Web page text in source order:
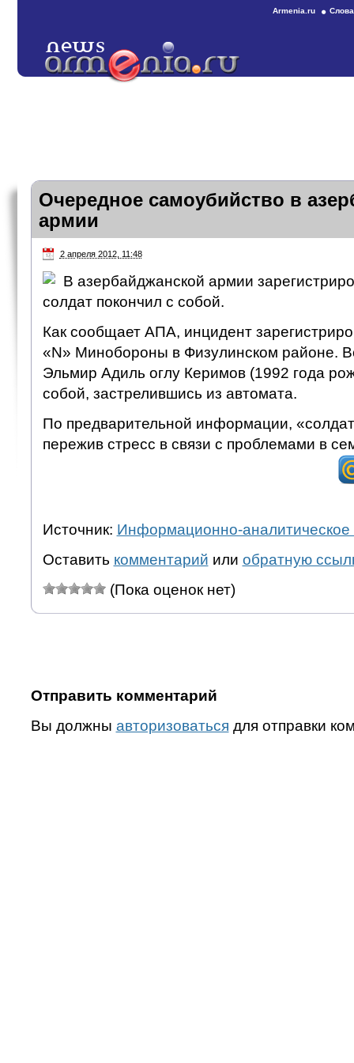
Armenia.ru
Очередное самоубийство в
армии
2 апреля 2012, 11:48
В азербайджанской армии
солдат покончил с собой.
Как сообщает АПА, инцидент
«N» Минобороны в Физулинском районе.
Эльмир Адиль оглу Керимов (1992 года
собой, застрелившись из автомата.
По предварительной информации,
пережив стресс в связи с проблемами в
Источник: Информационно-аналитическое
Оставить комментарий или обратную
(Пока оценок нет)
Отправить комментарий
Вы должны авторизоваться для отправки